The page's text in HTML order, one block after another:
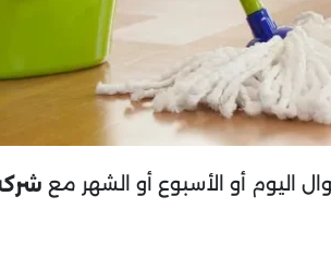
اليوم أو الأسبوع أو الشهر مع